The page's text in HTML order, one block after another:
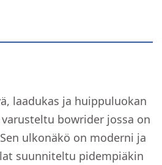
laadukas ja huippuluokan
bowrider jossa on
ulkonäkö on moderni ja
suunniteltu pidempiäkin